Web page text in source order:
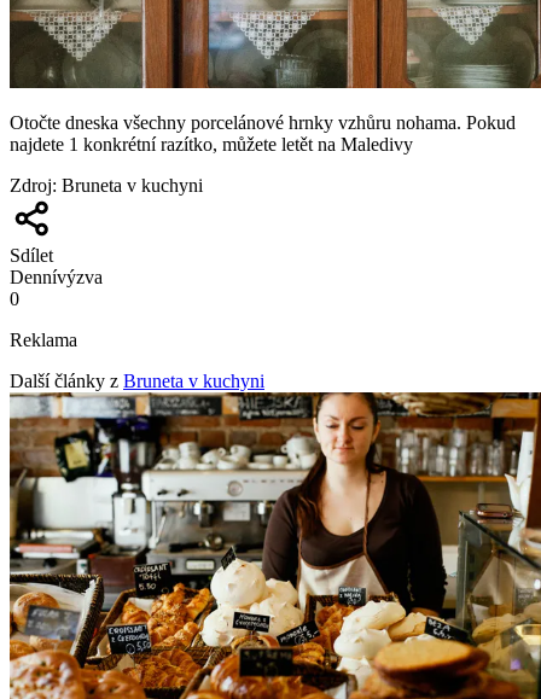
Otočte dneska všechny porcelánové hrnky vzhůru nohama. Pokud
najdete 1 konkrétní razítko, můžete letět na Maledivy
Zdroj: Bruneta v kuchyni
Sdílet
Dennívýzva
0
Reklama
Další články z Bruneta v kuchyni